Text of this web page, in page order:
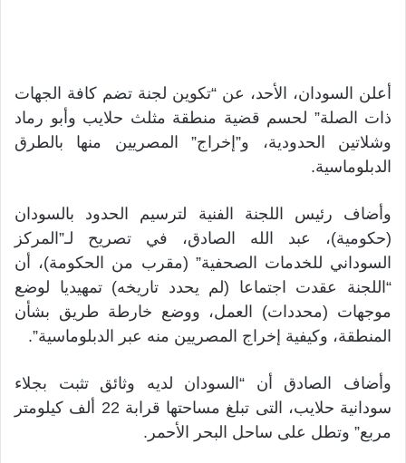
أعلن السودان، الأحد، عن “تكوين لجنة تضم كافة الجهات
ذات الصلة” لحسم قضية منطقة مثلث حلايب وأبو رماد
وشلاتين الحدودية، و”إخراج” المصريين منها بالطرق
الدبلوماسية.
وأضاف رئيس اللجنة الفنية لترسيم الحدود بالسودان
(حكومية)، عبد الله الصادق، في تصريح لـ”المركز
السوداني للخدمات الصحفية” (مقرب من الحكومة)، أن
“اللجنة عقدت اجتماعا (لم يحدد تاريخه) تمهيديا لوضع
موجهات (محددات) العمل، ووضع خارطة طريق بشأن
المنطقة، وكيفية إخراج المصريين منه عبر الدبلوماسية”.
وأضاف الصادق أن “السودان لديه وثائق تثبت بجلاء
سودانية حلايب، التى تبلغ مساحتها قرابة 22 ألف كيلومتر
مربع” وتطل على ساحل البحر الأحمر.